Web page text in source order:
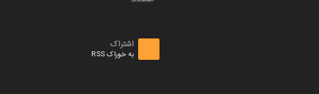
اشتراک
به خوراک RSS